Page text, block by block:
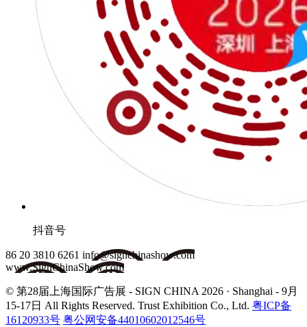
抖音号
86 20 3810 6261 info@signchinashow.com
www.SignChinaShow.com
© 第28届上海国际广告展 - SIGN CHINA 2026 · Shanghai - 9月
15-17日 All Rights Reserved. Trust Exhibition Co., Ltd. 粤ICP备
16120933号 粤公网安备44010602012546号